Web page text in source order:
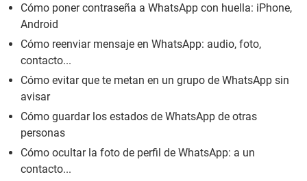
Cómo poner contraseña a WhatsApp con huella: iPhone,
Android
Cómo reenviar mensaje en WhatsApp: audio, foto,
contacto...
Cómo evitar que te metan en un grupo de WhatsApp sin
avisar
Cómo guardar los estados de WhatsApp de otras
personas
Cómo ocultar la foto de perfil de WhatsApp: a un
contacto...